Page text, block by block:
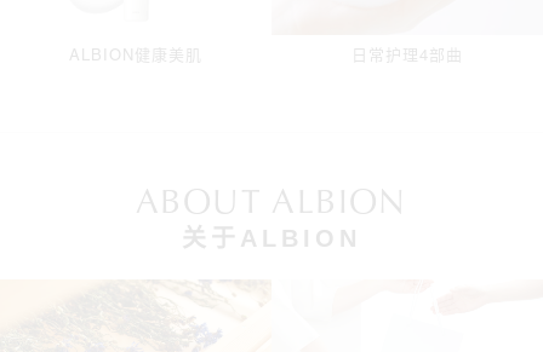
ALBION健康美肌 日常护理4部曲
ABOUT ALBION
关于ALBION